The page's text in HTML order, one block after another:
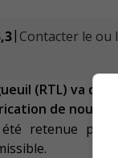
| Contacter le ou
(RTL) va de
de
retenue par